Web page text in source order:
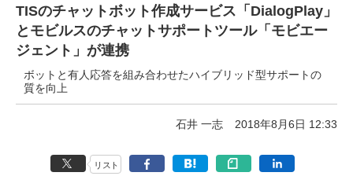
TISのチャットボット作成サービス「DialogPlay」
とモビルスのチャットサポートツール「モビエー
ジェント」が連携
ボットと有人応答を組み合わせたハイブリッド型サポートの
質を向上
石井 一志 2018年8月6日 12:33
リスト